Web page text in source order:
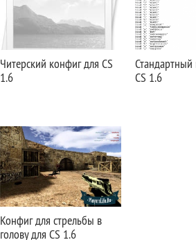
Читерский конфиг для CS
1.6
CS 1.6
Конфиг для стрельбы в
голову для CS 1.6